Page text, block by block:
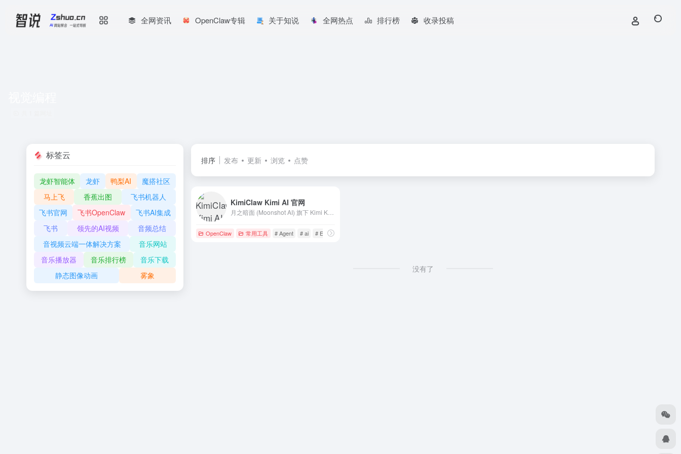
全网资讯 OpenClaw专辑 关于知说 全网热点 排行榜 收录投稿
排序 发布 更新 浏览 点赞
KimiClaw Kimi AI 官网
OpenClaw 常用工具 # Agent # ai # Excel
没有了
标签云
龙虾智能体 龙虾 鸭梨AI
魔搭社区
马上飞
香蕉出图
飞书机器人
飞书官网
飞书OpenClaw
飞书AI集成
飞书
领先的AI视频
音频总结
音视频云端一体解决方案
音乐网站
音乐播放器
音乐排行榜
音乐下载
静态图像动画
雾象